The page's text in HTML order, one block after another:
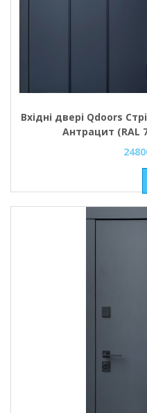
Вхідні двері Qdoors
Антрацит (RAL